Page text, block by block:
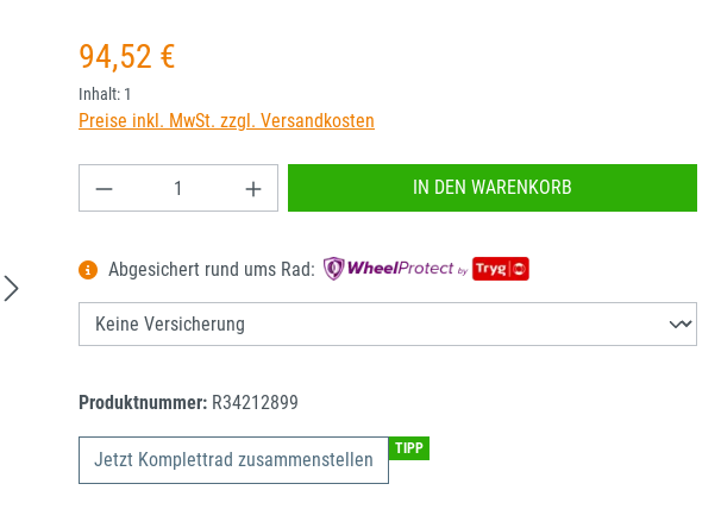
Regulärer Preis:
94,52 €
Inhalt: 1
Preise inkl. MwSt. zzgl. Versandkosten
Produkt Anzahl: Gib den gewünschten Wert ein oder
IN DEN WARENKORB
Abgesichert rund ums Rad:
Produktnummer: R34212899
Jetzt Komplettrad zusammenstellen TIPP